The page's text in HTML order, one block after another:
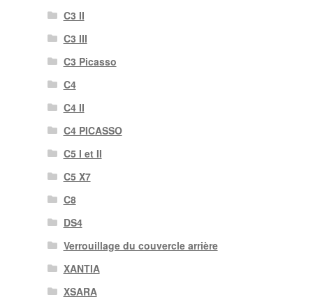
C3 II
C3 III
C3 Picasso
C4
C4 II
C4 PICASSO
C5 I et II
C5 X7
C8
DS4
Verrouillage du couvercle arrière
XANTIA
XSARA